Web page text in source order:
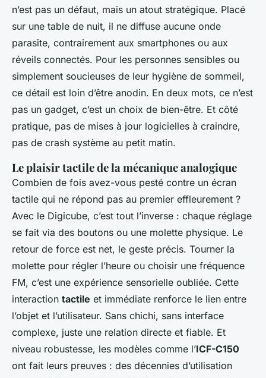
n’est pas un défaut, mais un atout stratégique. Placé
sur une table de nuit, il ne diffuse aucune onde
parasite, contrairement aux smartphones ou aux
réveils connectés. Pour les personnes sensibles ou
simplement soucieuses de leur hygiène de sommeil,
ce détail est loin d’être anodin. En deux mots, ce n’est
pas un gadget, c’est un choix de bien-être. Et côté
pratique, pas de mises à jour logicielles à craindre,
pas de crash système au petit matin.
Le plaisir tactile de la mécanique analogique
Combien de fois avez-vous pesté contre un écran
tactile qui ne répond pas au premier effleurement ?
Avec le Digicube, c’est tout l’inverse : chaque réglage
se fait via des boutons ou une molette physique. Le
retour de force est net, le geste précis. Tourner la
molette pour régler l’heure ou choisir une fréquence
FM, c’est une expérience sensorielle oubliée. Cette
interaction tactile et immédiate renforce le lien entre
l’objet et l’utilisateur. Sans chichi, sans interface
complexe, juste une relation directe et fiable. Et
niveau robustesse, les modèles comme l’ICF-C150
ont fait leurs preuves : des décennies d’utilisation